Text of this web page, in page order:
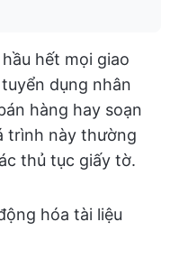
hết mọi giao
dụng nhân
hàng hay soạn
trình này thường
thủ tục giấy tờ.
hóa tài liệu